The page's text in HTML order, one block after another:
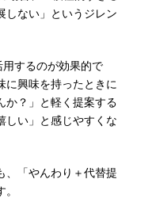
しない」というジレン
用するのが効果的で
に興味を持ったときに
か？」と軽く提案する
しい」と感じやすくな
、「やんわり＋代替提